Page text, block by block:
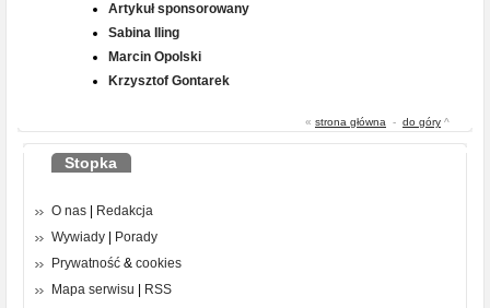
Artykuł sponsorowany
Sabina Iling
Marcin Opolski
Krzysztof Gontarek
« strona główna - do góry ^
Stopka
O nas
Redakcja
Wywiady
Porady
Prywatność & cookies
Mapa serwisu
RSS